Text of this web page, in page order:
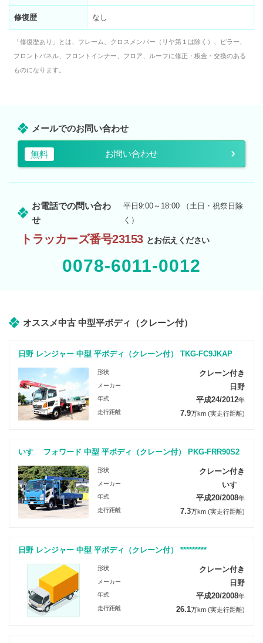
修復歴 なし
「修復歴あり」とは、フレーム、クロスメンバー（リヤ第１は除く）、ピラー、
フロントパネル、フロントインナー、フロア、ルーフに修正・板金・交換のある
ものになります。
メールでのお問い合わせ
無料 お問い合わせ
お電話での問い合わ
せ
平日9:00～18:00 （土日・祝祭日除
く）
トラッカーズ番号23153 とお伝えください
0078-6011-0012
オススメ中古 中型平ボディ（クレーン付）
日野 レンジャー 中型 平ボディ（クレーン付） TKG-FC9JKAP
形状 クレーン付き
メーカー 日野
年式 平成24/2012年
走行距離 7.9万km (実走行距離)
いすゞ フォワード 中型 平ボディ（クレーン付） PKG-FRR90S2
形状 クレーン付き
メーカー いすゞ
年式 平成20/2008年
走行距離 7.3万km (実走行距離)
日野 レンジャー 中型 平ボディ（クレーン付） *********
形状 クレーン付き
メーカー 日野
年式 平成20/2008年
走行距離 26.1万km (実走行距離)